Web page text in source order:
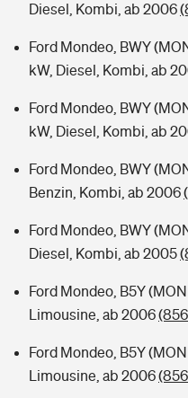
Diesel, Kombi, ab 2006
Ford Mondeo, BWY
kW, Diesel, Kombi, ab
Ford Mondeo, BWY
kW, Diesel, Kombi, ab
Ford Mondeo, BWY
Benzin, Kombi, ab 2006
Ford Mondeo, BWY
Diesel, Kombi, ab 2005
Ford Mondeo, B5Y
Limousine, ab 2006
Ford Mondeo, B5Y
Limousine, ab 2006